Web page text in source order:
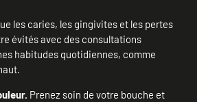
les caries, les gingivites et les pertes
évités avec des consultations
habitudes quotidiennes, comme
Prenez soin de votre bouche et